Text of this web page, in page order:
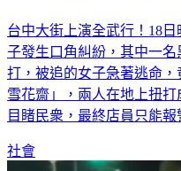
台中大街上演全武行！18
子發生口角糾紛，其中一
打，被追的女子急著逃命
雪花齋」，兩人在地上扭
目睹民衆，最終店員只能報
社會